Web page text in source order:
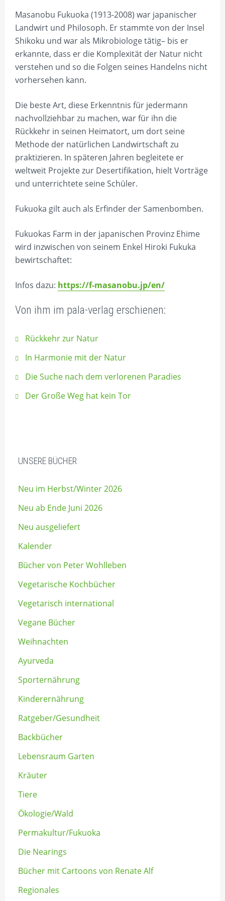
VEGANE BÜCHER
AYURVEDA
SPORTERNÄHRUNG
RATGEBER/GESUNDHEIT
KINDERERNÄHRUNG
LEBENSRAUM GARTEN
KRÄUTER
REGIONALES
DIE NEARINGS
BÜCHER MIT CARTOONS VON
UNSERE FOTOGRAFEN
AUSLIEFERUNG
UNSERE VERTRETER/INNEN
FÜR DEN BUCHHANDEL
AGB
VERSAND & LIEFERUNG
ZAHLUNGSWEISEN
WIDERRUF
Masanobu Fukuoka (1913-2008) war japanischer
Landwirt und Philosoph. Er stammte von der Insel
Shikoku und war als Mikrobiologe tätig– bis er
erkannte, dass er die Komplexität der Natur nicht
verstehen und so die Folgen seines Handelns nicht
vorhersehen kann.
Die beste Art, diese Erkenntnis für jedermann
nachvollziehbar zu machen, war für ihn die
Rückkehr in seinen Heimatort, um dort seine
Methode der natürlichen Landwirtschaft zu
praktizieren. In späteren Jahren begleitete er
weltweit Projekte zur Desertifikation, hielt Vorträge
und unterrichtete seine Schüler.
Fukuoka gilt auch als Erfinder der Samenbomben.
Fukuokas Farm in der japanischen Provinz Ehime
wird inzwischen von seinem Enkel Hiroki Fukuka
bewirtschaftet:
Infos dazu: https://f-masanobu.jp/en/
Von ihm im pala-verlag erschienen:
Rückkehr zur Natur
In Harmonie mit der Natur
Die Suche nach dem verlorenen Paradies
Der Große Weg hat kein Tor
UNSERE BÜCHER
Neu im Herbst/Winter 2026
Neu ab Ende Juni 2026
Neu ausgeliefert
Kalender
Bücher von Peter Wohlleben
Vegetarische Kochbücher
Vegetarisch international
Vegane Bücher
Weihnachten
Ayurveda
Sporternährung
Kinderernährung
Ratgeber/Gesundheit
Backbücher
Lebensraum Garten
Kräuter
Tiere
Ökologie/Wald
Permakultur/Fukuoka
Die Nearings
Bücher mit Cartoons von Renate Alf
Regionales